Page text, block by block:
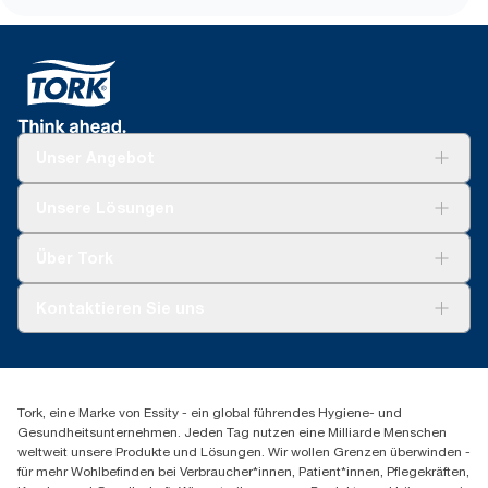
Spenderreklamation
+43 (0) 8 10-22 00 84
Essity Austria Vertriebs GmbH
Am Europlatz 2
1120 Wien
Mo-Do 8:00-16:30 | Fr 8:00-15:00
Tork, eine Marke von Essity - ein global führendes Hygiene- und
Gesundheitsunternehmen. Jeden Tag nutzen eine Milliarde Menschen
weltweit unsere Produkte und Lösungen. Wir wollen Grenzen überwinden -
für mehr Wohlbefinden bei Verbraucher*innen, Patient*innen, Pflegekräften,